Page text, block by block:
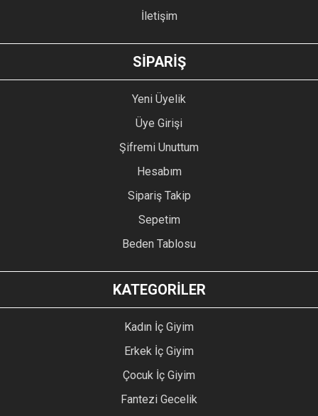
GÖNDER
İletişim
SİPARİŞ
Yeni Üyelik
Üye Girişi
Şifremi Unuttum
Hesabım
Sipariş Takip
Sepetim
Beden Tablosu
KATEGORİLER
Kadın İç Giyim
Erkek İç Giyim
Çocuk İç Giyim
Fantezi Gecelik